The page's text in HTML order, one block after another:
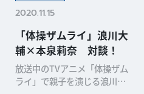
2020.11.15
「体操ザムライ」浪川大
輔×本泉莉奈 対談！
放送中のTVアニメ「体操ザム
ライ」で親子を演じる浪川大